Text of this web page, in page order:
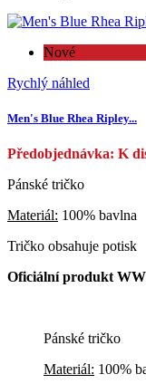
Nové
Rychlý náhled
Men's Blue Rhea Ripley...
Předobjednávka: K
Pánské tričko
Materiál: 100% bavlna
Tričko obsahuje potisk
Oficiální produkt
Pánské tričko
Materiál: 100%